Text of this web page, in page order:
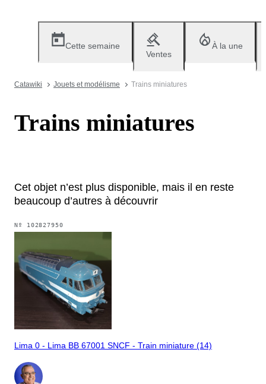
Cette semaine
Ventes
À la une
Catawiki Jouets et modélisme Trains miniatures
Trains miniatures
Cet objet n’est plus disponible, mais il en reste
beaucoup d’autres à découvrir
Nº 102827950
Lima 0 - Lima BB 67001 SNCF - Train miniature (14)